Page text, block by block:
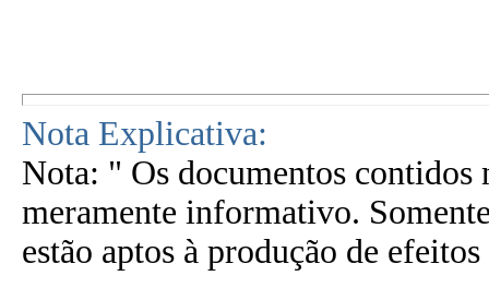
Nota Explicativa:
Nota: " Os documentos contidos
meramente informativo.
estão aptos à produção de